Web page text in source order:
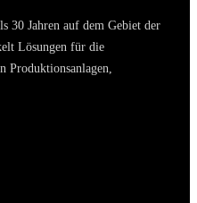
30 Jahren auf dem Gebiet der
Lösungen für die
Produktionsanlagen,